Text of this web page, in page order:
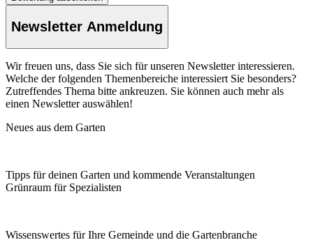
Newsletter Anmeldung
Wir freuen uns, dass Sie sich für unseren Newsletter interessieren.
Welche der folgenden Themenbereiche interessiert Sie besonders?
Zutreffendes Thema bitte ankreuzen. Sie können auch mehr als
einen Newsletter auswählen!
Neues aus dem Garten
Tipps für deinen Garten und kommende Veranstaltungen
Grünraum für Spezialisten
Wissenswertes für Ihre Gemeinde und die Gartenbranche